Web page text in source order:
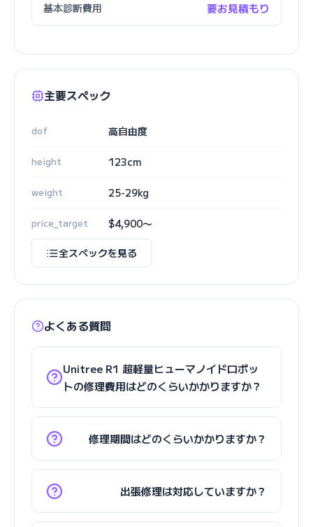
基本診断費用 要お見積もり
主要スペック
dof 高自由度
height 123cm
weight 25-29kg
price_target $4,900〜
全スペックを見る
よくある質問
Unitree R1 超軽量ヒューマノイドロボッ
トの修理費用はどのくらいかかりますか？
修理期間はどのくらいかかりますか？
出張修理は対応していますか？